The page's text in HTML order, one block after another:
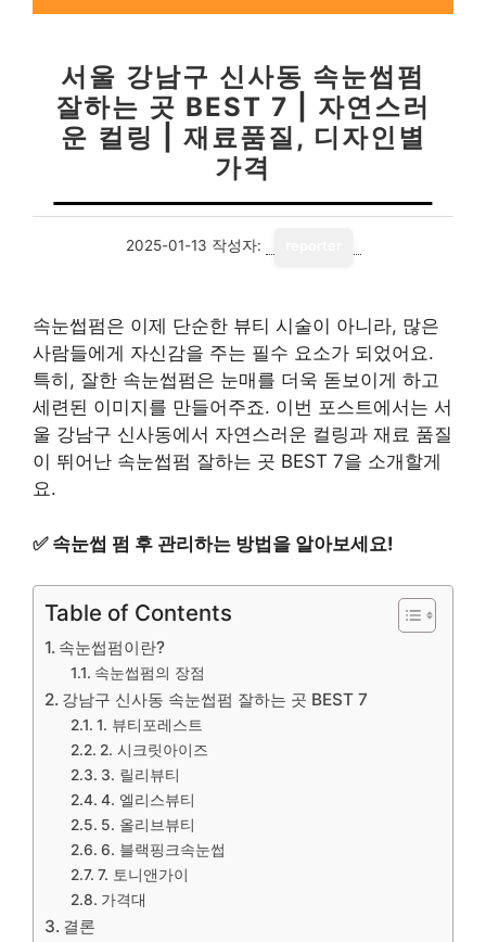
서울 강남구 신사동 속눈썹펌
잘하는 곳 BEST 7 | 자연스러
운 컬링 | 재료품질, 디자인별
가격
2025-01-13 작성자:
속눈썹펌은 이제 단순한 뷰티 시술이 아니라, 많은
사람들에게 자신감을 주는 필수 요소가 되었어요.
특히, 잘한 속눈썹펌은 눈매를 더욱 돋보이게 하고
세련된 이미지를 만들어주죠. 이번 포스트에서는 서
울 강남구 신사동에서 자연스러운 컬링과 재료 품질
이 뛰어난 속눈썹펌 잘하는 곳 BEST 7을 소개할게
요.
✅ 속눈썹 펌 후 관리하는 방법을 알아보세요!
Table of Contents
속눈썹펌이란?
속눈썹펌의 장점
강남구 신사동 속눈썹펌 잘하는 곳 BEST 7
1. 뷰티포레스트
2. 시크릿아이즈
3. 릴리뷰티
4. 엘리스뷰티
5. 올리브뷰티
6. 블랙핑크속눈썹
7. 토니앤가이
가격대
결론